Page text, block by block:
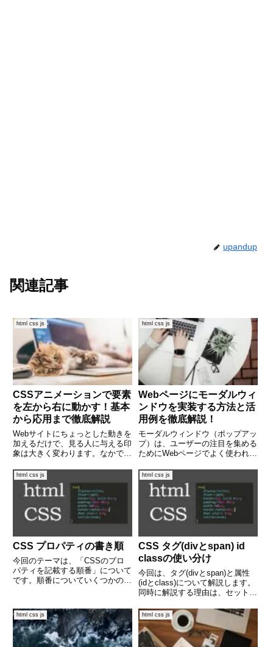
upandup
関連記事
html css js
CSSアニメーションで要素
を左から右に動かす！基本
から応用まで徹底解説
Webサイトにちょっとした動きを
加えるだけで、見る人に与える印
象は大きく変わります。なかでも
ン」は、目を引く効果的な演出の
一つです。この記事では、CSS
を使って要素を左から右にアニメ
ーションさせる基本的な方法から
html css js
Webページにモーダルウィ
ンドウを実装する方法と活
用例を徹底解説！
モーダルウィンドウ（ポップアッ
プ）は、ユーザーの注目を集める
ためにWebページでよく使われる
ォーム、画像の拡大表示、注意喚
起など、さまざまな用途で活躍し
ます。しかし、モーダルの実装に
はHTML・CSS・Jav
html css js
CSS プロパティの書き順
今回のテーマは、「CSSのプロ
パティを記載する順番」について
です。順番についていくつかのや
とに記載順については、解説しま
す。順番を暗記しておけば、
CSSについての
html css js
CSS タグ(divとspan) id
classの使い分け
今回は、タグ(divとspan)と属性
(idとclass)について解説します。
同時に解説する理由は、セットで
まず、divとspanからいきましょ
う！divとspanどちらもHTMLの
タグになります。<div>～
html css js html css js